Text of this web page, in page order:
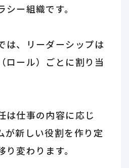
ー組織です。
は、リーダーシップは
ロール）ごとに割り当
は仕事の内容に応じ
が新しい役割を作り定
変わります。